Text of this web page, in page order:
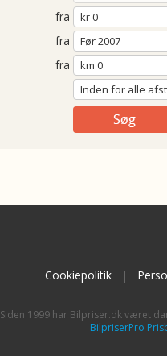
fra
fra
fra
Cookiepolitik |
Siden 1999 har Bilpriser.dk været
BilpriserPro